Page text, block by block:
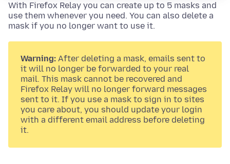
With Firefox Relay you can create up to 5 masks and
use them whenever you need. You can also delete a
mask if you no longer want to use it.
Warning: After deleting a mask, emails sent to
it will no longer be forwarded to your real
mail. This mask cannot be recovered and
Firefox Relay will no longer forward messages
sent to it. If you use a mask to sign in to sites
you care about, you should update your login
with a different email address before deleting
it.